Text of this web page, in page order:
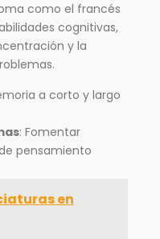
como el francés
cognitivas,
y la
a corto y largo
: Fomentar
pensamiento
en